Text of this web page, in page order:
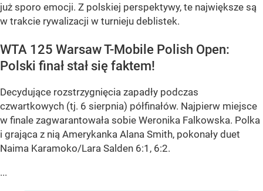
już sporo emocji. Z polskiej perspektywy, te największe są
w trakcie rywalizacji w turnieju deblistek.
WTA 125 Warsaw T-Mobile Polish Open:
Polski finał stał się faktem!
Decydujące rozstrzygnięcia zapadły podczas
czwartkowych (tj. 6 sierpnia) półfinałów. Najpierw miejsce
w finale zagwarantowała sobie Weronika Falkowska. Polka
i grająca z nią Amerykanka Alana Smith, pokonały duet
Naima Karamoko/Lara Salden 6:1, 6:2.
...